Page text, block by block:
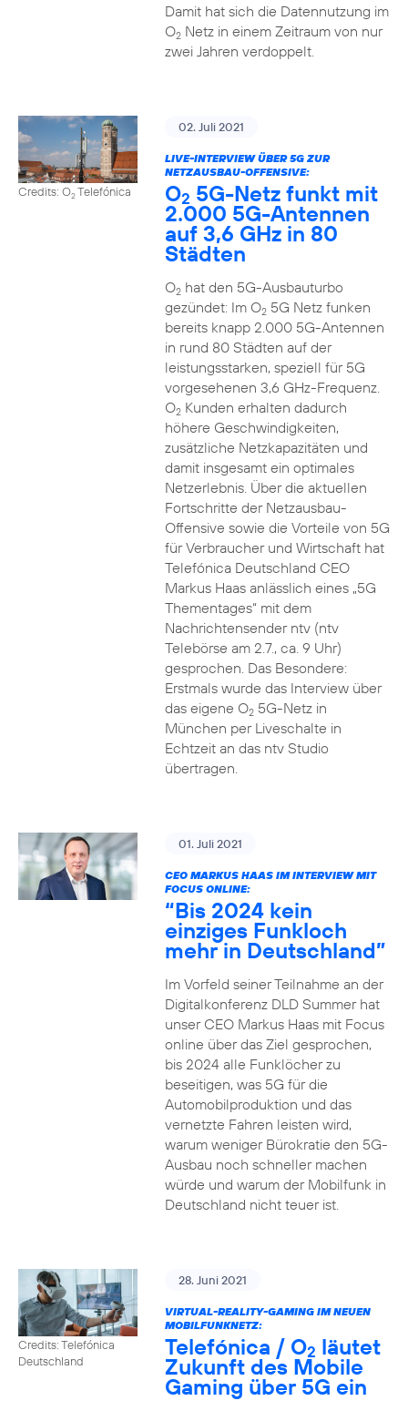
Damit hat sich die Datennutzung im
O2Netz in einem Zeitraum von nur
zwei Jahren verdoppelt.
Credits: O2Telefónica
02. Juli 2021
LIVE-INTERVIEW ÜBER 5G ZUR
NETZAUSBAU-OFFENSIVE:
O2 5G-Netz funkt mit
2.000 5G-Antennen
auf 3,6 GHz in 80
Städten
O2hat den 5G-Ausbauturbo
gezündet: Im O25G Netz funken
bereits knapp 2.000 5G-Antennen
in rund 80 Städten auf der
leistungsstarken, speziell für 5G
vorgesehenen 3,6 GHz-Frequenz.
O2Kunden erhalten dadurch
höhere Geschwindigkeiten,
zusätzliche Netzkapazitäten und
damit insgesamt ein optimales
Netzerlebnis. Über die aktuellen
Fortschritte der Netzausbau-
Offensive sowie die Vorteile von 5G
für Verbraucher und Wirtschaft hat
Telefónica Deutschland CEO
Markus Haas anlässlich eines „5G
Thementages“ mit dem
Nachrichtensender ntv (ntv
Telebörse am 2.7., ca. 9 Uhr)
gesprochen. Das Besondere:
Erstmals wurde das Interview über
das eigene O25G-Netz in
München per Liveschalte in
Echtzeit an das ntv Studio
übertragen.
01. Juli 2021
CEO MARKUS HAAS IM INTERVIEW MIT
FOCUS ONLINE:
“Bis 2024 kein
einziges Funkloch
mehr in Deutschland”
Im Vorfeld seiner Teilnahme an der
Digitalkonferenz DLD Summer hat
unser CEO Markus Haas mit Focus
online über das Ziel gesprochen,
bis 2024 alle Funklöcher zu
beseitigen, was 5G für die
Automobilproduktion und das
vernetzte Fahren leisten wird,
warum weniger Bürokratie den 5G-
Ausbau noch schneller machen
würde und warum der Mobilfunk in
Deutschland nicht teuer ist.
Credits: Telefónica
Deutschland
28. Juni 2021
VIRTUAL-REALITY-GAMING IM NEUEN
MOBILFUNKNETZ:
Telefónica / O2 läutet
Zukunft des Mobile
Gaming über 5G ein